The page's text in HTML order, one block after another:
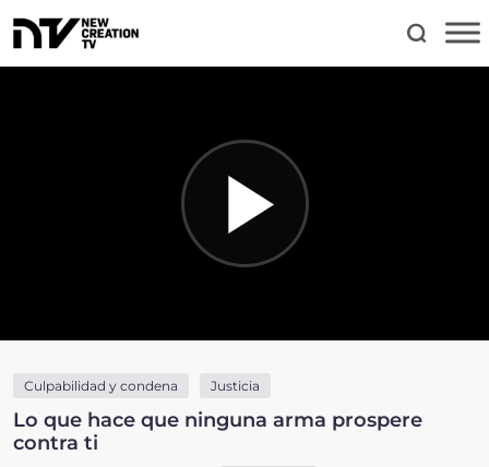
Culpabilidad y condena Justicia
Lo que hace que ninguna arma prospere
contra ti